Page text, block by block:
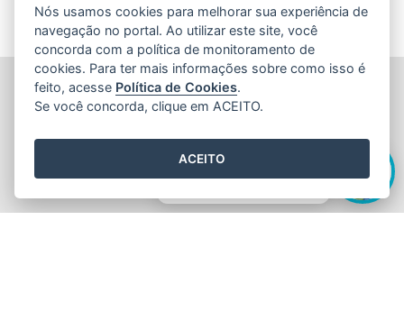
Olá! Sou a
como posso te ajudar hoje?
FUNDAÇÃO DE AMPARO À PESQUISA E INOVAÇÃO DO
ESPÍRITO SANTO (FAPES)
CEP: 29066-380 - Vitória / ES
Tel.: 27 3636 1850
Nós usamos cookies para melhorar sua experiência de
navegação no portal. Ao utilizar este site, você
concorda com a política de monitoramento de
cookies. Para ter mais informações sobre como isso é
feito, acesse Política de Cookies.
Se você concorda, clique em ACEITO.
ACEITO